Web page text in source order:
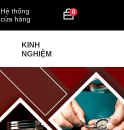
0
Hệ thống
cửa hàng
KINH
NGHIỆM